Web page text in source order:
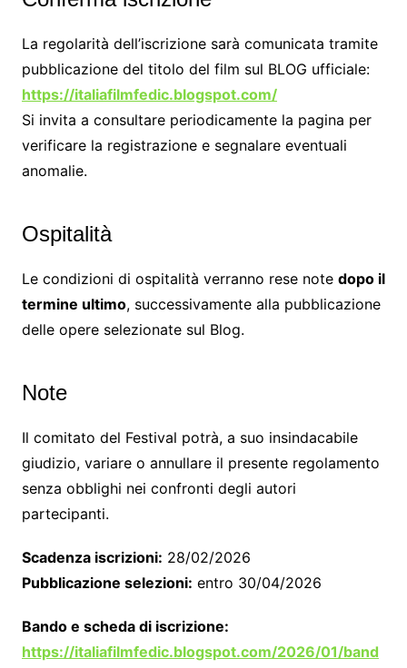
La regolarità dell’iscrizione sarà comunicata tramite
pubblicazione del titolo del film sul BLOG ufficiale:
https://italiafilmfedic.blogspot.com/
Si invita a consultare periodicamente la pagina per
verificare la registrazione e segnalare eventuali
anomalie.
Ospitalità
Le condizioni di ospitalità verranno rese note dopo il
termine ultimo, successivamente alla pubblicazione
delle opere selezionate sul Blog.
Note
Il comitato del Festival potrà, a suo insindacabile
giudizio, variare o annullare il presente regolamento
senza obblighi nei confronti degli autori
partecipanti.
Scadenza iscrizioni: 28/02/2026
Pubblicazione selezioni: entro 30/04/2026
Bando e scheda di iscrizione:
https://italiafilmfedic.blogspot.com/2026/01/band